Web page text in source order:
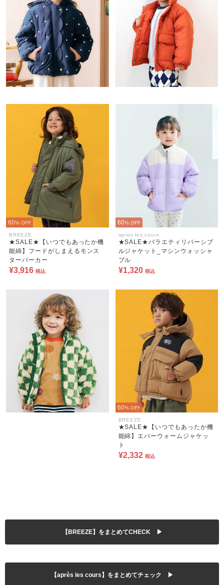
60% OFF
BREEZE
★SALE★【いつでもあったか機
能綿】フードがしまえるモンス
ターパーカー
¥3,916 税込
60% OFF
apres les cours
★SALE★バラエティリバーシブ
ルジャケット_マシンウォッシャ
ブル
¥1,320 税込
60% OFF
BREEZE
★SALE★【いつでもあったか機
能綿】エバーウォームジャケッ
ト
¥2,332 税込
【BREEZE】をまとめてCHECK ▶
【après les cours】をまとめてチェック ▶